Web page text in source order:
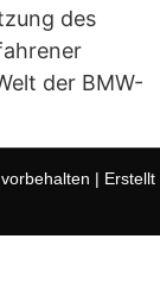
des
der BMW-
| Erstellt